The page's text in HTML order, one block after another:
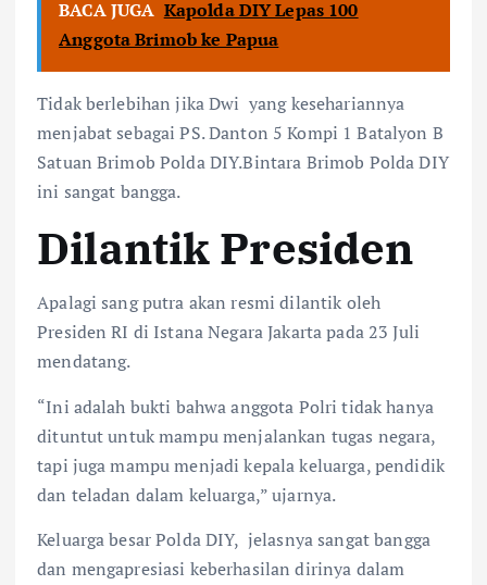
BACA JUGA Kapolda DIY Lepas 100
Anggota Brimob ke Papua
Tidak berlebihan jika Dwi yang kesehariannya
menjabat sebagai PS. Danton 5 Kompi 1 Batalyon B
Satuan Brimob Polda DIY.Bintara Brimob Polda DIY
ini sangat bangga.
Dilantik Presiden
Apalagi sang putra akan resmi dilantik oleh
Presiden RI di Istana Negara Jakarta pada 23 Juli
mendatang.
“Ini adalah bukti bahwa anggota Polri tidak hanya
dituntut untuk mampu menjalankan tugas negara,
tapi juga mampu menjadi kepala keluarga, pendidik
dan teladan dalam keluarga,” ujarnya.
Keluarga besar Polda DIY, jelasnya sangat bangga
dan mengapresiasi keberhasilan dirinya dalam